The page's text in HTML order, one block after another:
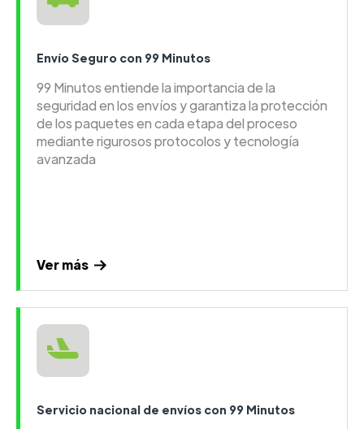
Envío Seguro con 99 Minutos
99 Minutos entiende la importancia de la
seguridad en los envíos y garantiza la protección
de los paquetes en cada etapa del proceso
mediante rigurosos protocolos y tecnología
avanzada
Ver más
Servicio nacional de envíos con 99 Minutos